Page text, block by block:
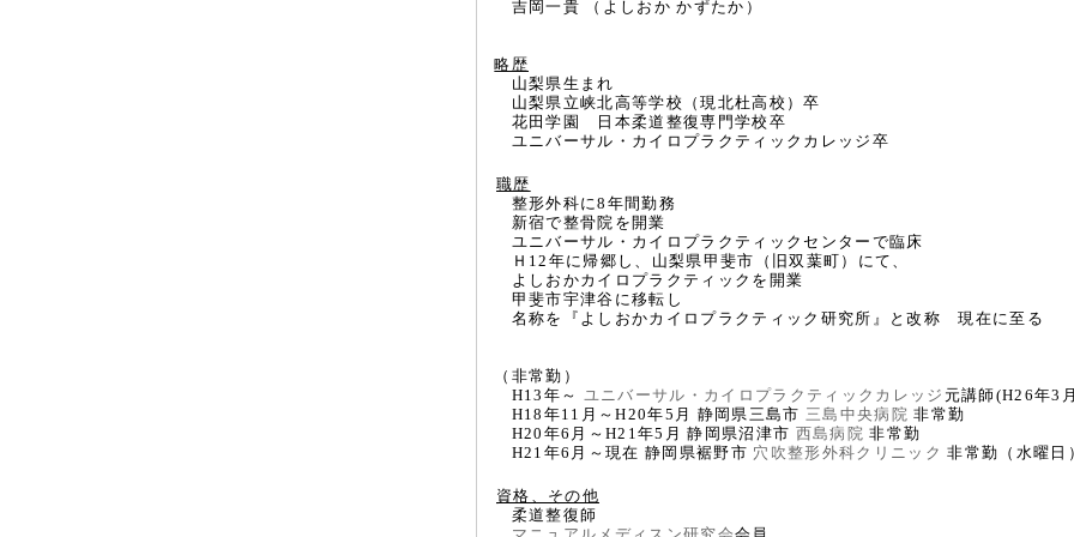
吉岡一貴 （よしおか かずたか）
略歴
山梨県生まれ
山梨県立峡北高等学校（現北杜高校）卒
花田学園 日本柔道整復専門学校卒
ユニバーサル・カイロプラクティックカレッジ卒
職歴
整形外科に8年間勤務
新宿で整骨院を開業
ユニバーサル・カイロプラクティックセンターで臨床
Ｈ12年に帰郷し、山梨県甲斐市（旧双葉町）にて、
よしおかカイロプラクティックを開業
甲斐市宇津谷に移転し
名称を『よしおかカイロプラクティック研究所』と改称 現在に至る
（非常勤）
H13年～ ユニバーサル・カイロプラクティックカレッジ 元講師(H26年3
H18年11月～H20年5月 静岡県三島市 三島中央病院 非常勤
H20年6月～H21年5月 静岡県沼津市 西島病院 非常勤
H21年6月～現在 静岡県裾野市 穴吹整形外科クリニック 非常勤（水曜日
資格、その他
柔道整復師